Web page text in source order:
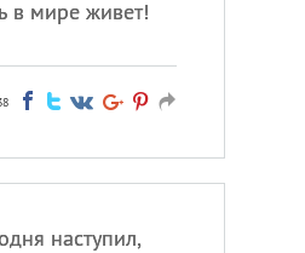
в мире живет!
наступил,